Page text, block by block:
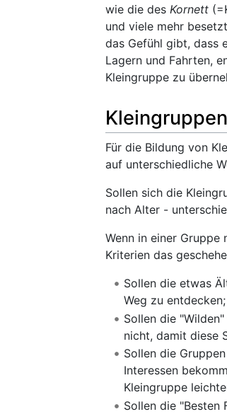
wie die des Kornett
und viele mehr
das Gefühl gibt, dass
Lagern und Fahrten,
Kleingruppe zu
Für die Bildung von
auf unterschiedliche
Sollen sich die
nach Alter -
Wenn in einer
Kriterien das
Sollen die etwas
Weg zu
Sollen die
nicht, damit diese
Sollen die
Interessen
Kleingruppe
Sollen die "Besten